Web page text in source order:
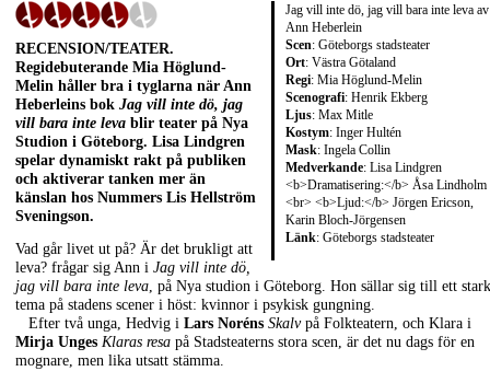
Jag vill inte dö, jag vill bara inte leva av
Ann Heberlein
Scen: Göteborgs stadsteater
Ort: Västra Götaland
Regi: Mia Höglund-Melin
Scenografi: Henrik Ekberg
Ljus: Max Mitle
Kostym: Inger Hultén
Mask: Ingela Collin
Medverkande: Lisa Lindgren
<b>Dramatisering:</b> Åsa Lindholm
<br> <b>Ljud:</b> Jörgen Ericson,
Karin Bloch-Jörgensen
Länk: Göteborgs stadsteater
RECENSION/TEATER.
Regidebuterande Mia Höglund-
Melin håller bra i tyglarna när Ann
Heberleins bok Jag vill inte dö, jag
vill bara inte leva blir teater på Nya
Studion i Göteborg. Lisa Lindgren
spelar dynamiskt rakt på publiken
och aktiverar tanken mer än
känslan hos Nummers Lis Hellström
Sveningson.
Vad går livet ut på? Är det brukligt att
leva? frågar sig Ann i Jag vill inte dö,
jag vill bara inte leva, på Nya studion i Göteborg. Hon sällar sig till ett
tema på stadens scener i höst: kvinnor i psykisk gungning.
Efter två unga, Hedvig i Lars Noréns Skalvpå Folkteatern, och Klara i
Mirja Unges Klaras resa på Stadsteaterns stora scen, är det nu dags för en
mognare, men lika utsatt stämma.